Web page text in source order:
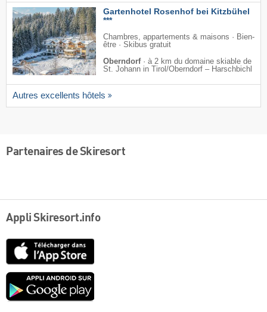
Gartenhotel Rosenhof bei Kitzbühel
***
Chambres, appartements & maisons · Bien-
être · Skibus gratuit
Oberndorf · à 2 km du domaine skiable de
St. Johann in Tirol/​Oberndorf – Harschbichl
Autres excellents hôtels
Partenaires de Skiresort
Appli Skiresort.info
Google